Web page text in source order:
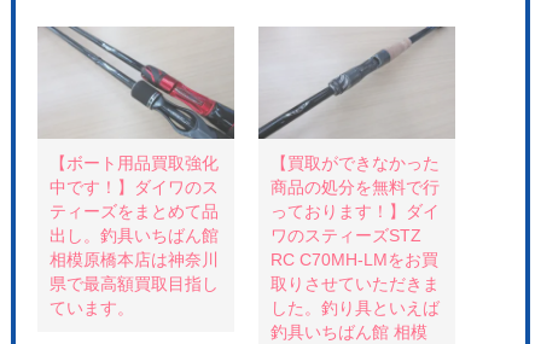
て
T
w
r
共
有
(
新
い
ウ
ィ
ン
ド
ウ
で
o
k
で
共
有
る
は
ク
リ
ッ
ク
し
て
く
だ
さ
て
t
e
r
e
t
で
共
有
(
新
し
い
ウ
ィ
【ボート用品買取強化
中です！】ダイワのス
ティーズをまとめて品
出し。釣具いちばん館
相模原橋本店は神奈川
県で最高額買取目指し
ています。
【買取ができなかった
商品の処分を無料で行
っております！】ダイ
ワのスティーズSTZ
RC C70MH-LMをお買
取りさせていただきま
した。釣り具といえば
釣具いちばん館 相模